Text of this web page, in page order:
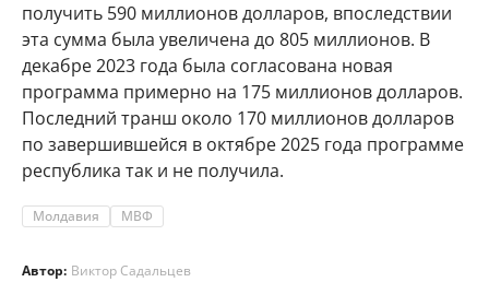
получить 590 миллионов долларов, впоследствии
эта сумма была увеличена до 805 миллионов. В
декабре 2023 года была согласована новая
программа примерно на 175 миллионов долларов.
Последний транш около 170 миллионов долларов
по завершившейся в октябре 2025 года программе
республика так и не получила.
Молдавия МВФ
Автор: Виктор Садальцев